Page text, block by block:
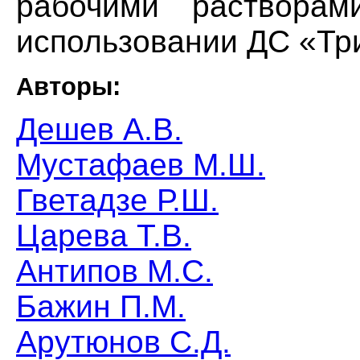
использовании ДС
Авторы:
Дешев А.В.
Мустафаев М.Ш.
Гветадзе Р.Ш.
Царева Т.В.
Антипов М.С.
Бажин П.М.
Арутюнов С.Д.